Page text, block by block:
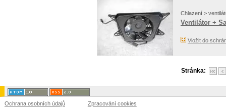
Chlazení >
Ventilátor +
Vložit do
Stránka:
Ochrana osobních údajů Zpracování cookies